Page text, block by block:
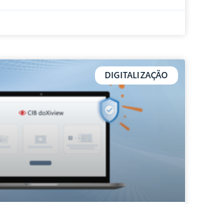
DIGITALIZAÇÃO